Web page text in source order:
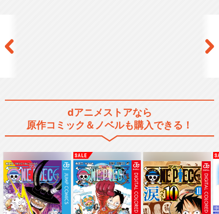
dアニメストアなら
原作コミック＆ノベルも購入できる！